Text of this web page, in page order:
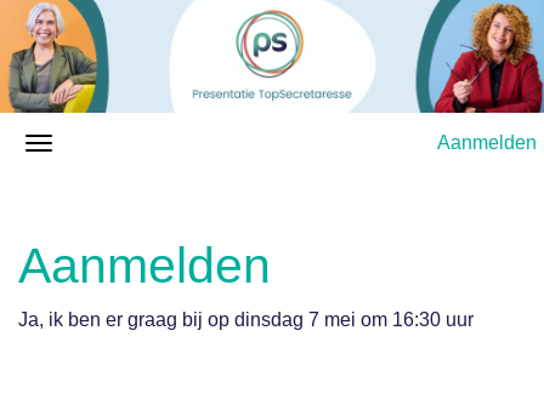
Aanmelden
Aanmelden
Ja, ik ben er graag bij op dinsdag 7 mei om 16:30 uur